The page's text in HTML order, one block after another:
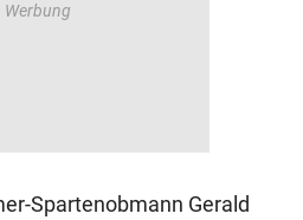
Spartenobmann Gerald